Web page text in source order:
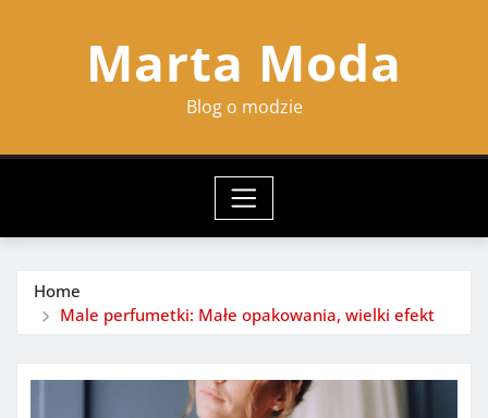
Marta Moda
Blog o modzie
Home
Male perfumetki: Małe opakowania, wielki efekt